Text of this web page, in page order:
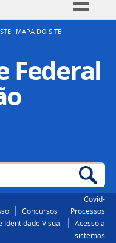
Simplifique!
Participe
Acesso à informação
Legislação
MAPA DO SITE
Federal
Covid-
Concursos
Processos
Identidade Visual
Acesso a
sistemas